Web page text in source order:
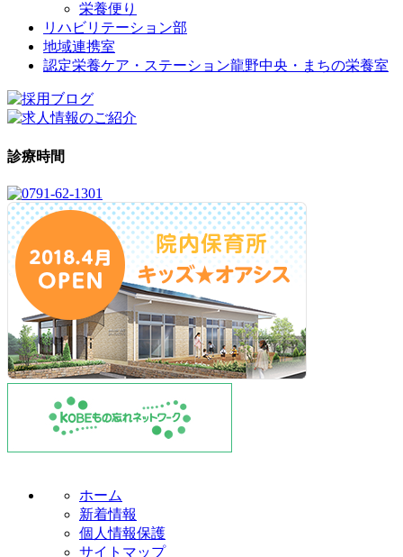
栄養便り
リハビリテーション部
地域連携室
認定栄養ケア・ステーション龍野中央・まちの栄養室
診療時間
ホーム
新着情報
個人情報保護
サイトマップ